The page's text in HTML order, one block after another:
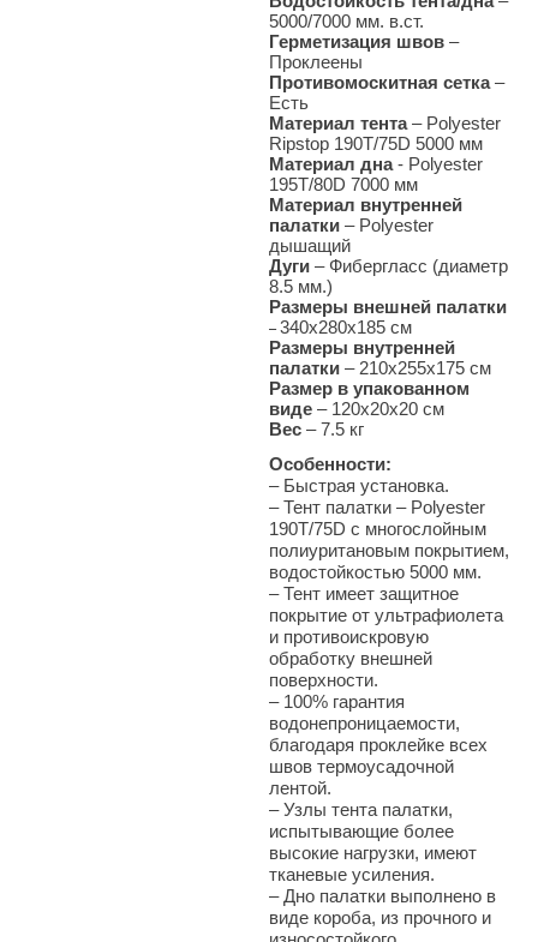
5000/7000 мм. в.ст.
Герметизация швов –
Проклеены
Противомоскитная сетка–
Есть
Материал тента– Polyester
Ripstop 190T/75D 5000 мм
Материал дна- Polyester
195T/80D 7000 мм
Материал внутренней
палатки – Polyester
дышащий
Дуги – Фибергласс (диаметр
8.5 мм.)
Размеры внешней палатки
– 340х280х185 см
Размеры внутренней
палатки – 210х255х175 см
Размер в упакованном
виде – 120х20х20 см
Вес – 7.5 кг
Особенности:
– Быстрая установка.
–Тент палатки – Polyester
190T/75D с многослойным
полиуритановым покрытием,
водостойкостью 5000 мм.
–Тент имеет защитное
покрытие от ультрафиолета
и противоискровую
обработку внешней
поверхности.
– 100% гарантия
водонепроницаемости,
благодаря проклейке всех
швов термоусадочной
лентой.
–Узлы тента палатки,
испытывающие более
высокие нагрузки, имеют
тканевые усиления.
–Дно палатки выполнено в
виде короба, из прочного и